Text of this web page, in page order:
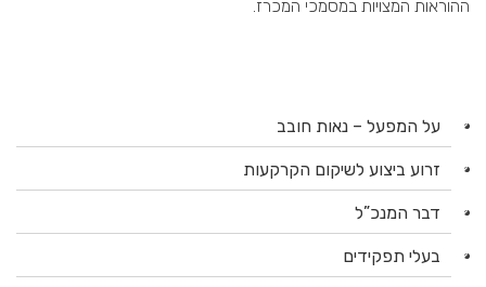
ההוראות המצויות במסמכי המכרז.
על המפעל – נאות חובב
זרוע ביצוע לשיקום הקרקעות
דבר המנכ”ל
בעלי תפקידים